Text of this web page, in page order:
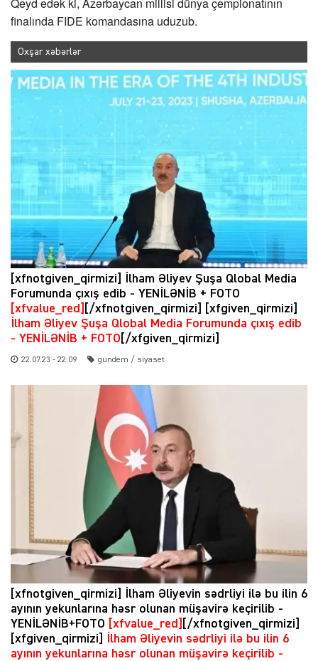
Qeyd edək ki, Azərbaycan millisi dünya çempionatının
finalında FIDE komandasına uduzub.
Oxşar xəbərlər
[xfnotgiven_qirmizi] İlham Əliyev Şuşa Qlobal Media
Forumunda çıxış edib - YENİLƏNİB + FOTO
[xfvalue_red]
[/xfnotgiven_qirmizi] [xfgiven_qirmizi]
İlham Əliyev Şuşa Qlobal Media Forumunda çıxış edib
- YENİLƏNİB + FOTO [/xfgiven_qirmizi]
22.07.23 - 22:09 gundem / siyaset
[xfnotgiven_qirmizi] İlham Əliyevin sədrliyi ilə bu ilin 6
ayının yekunlarına həsr olunan müşavirə keçirilib -
YENİLƏNİB+FOTO
[xfvalue_red]
[/xfnotgiven_qirmizi]
[xfgiven_qirmizi]
İlham Əliyevin sədrliyi ilə bu ilin 6
ayının yekunlarına həsr olunan müşavirə keçirilib -